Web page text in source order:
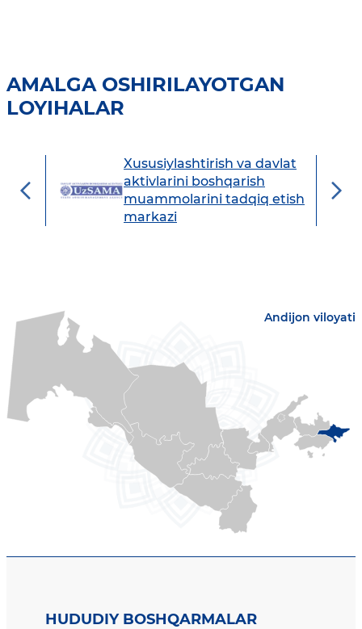
AMALGA OSHIRILAYOTGAN
LOYIHALAR
Xususiylashtirish va davlat
aktivlarini boshqarish
muammolarini tadqiq etish
markazi
Andijon viloyati
HUDUDIY BOSHQARMALAR